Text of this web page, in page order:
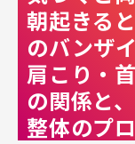
朝起きる
のバンザ
肩こり・
の関係と
整体のプ